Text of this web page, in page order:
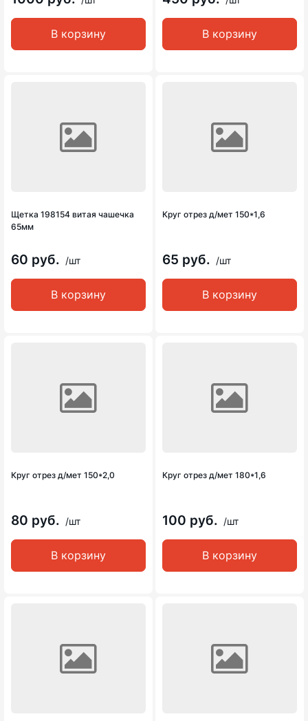
В корзину В корзину
Щетка 198154 витая чашечка
65мм
60 руб. /шт
В корзину
Круг отрез д/мет 150*1,6
65 руб. /шт
В корзину
Круг отрез д/мет 150*2,0
80 руб. /шт
В корзину
Круг отрез д/мет 180*1,6
100 руб. /шт
В корзину